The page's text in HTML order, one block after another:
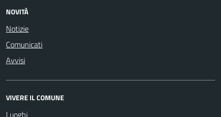
NOVITÀ
Notizie
Comunicati
Avvisi
VIVERE IL COMUNE
Luoghi